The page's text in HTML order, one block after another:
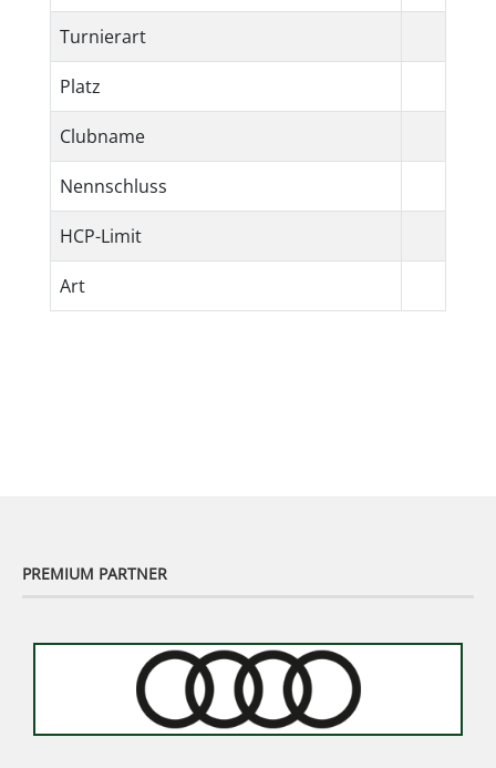
Turnierart
Platz
Clubname
Nennschluss
HCP-Limit
Art
PREMIUM PARTNER